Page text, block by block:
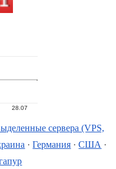
28.07
сервера (VPS,
·Германия ·США ·